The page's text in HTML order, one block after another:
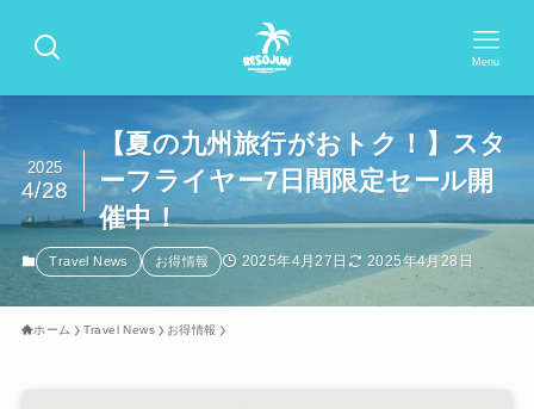
Menu
【夏の九州旅行がおトク！】スタ
ーフライヤー7日間限定セール開
催中！
2025
4/28
Travel News お得情報 2025年4月27日 2025年4月28日
ホーム Travel News お得情報